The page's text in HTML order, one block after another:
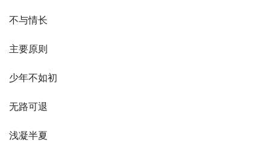
不与情长
主要原则
少年不如初
无路可退
浅凝半夏